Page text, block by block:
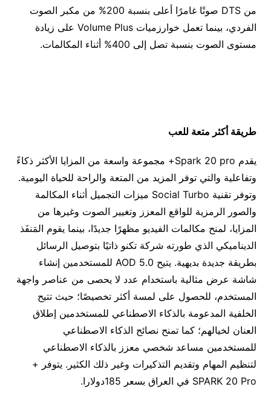
من DTS صوتًا غامرًا أعلى بنسبة 200% من مكبر الصوت
الفردي، بينما تعمل خوارزميات Volume Plus على زيادة
مستوى الصوت بنسبة تصل إلى 400% أثناء المكالمات.
طريقة أكثر متعة للعب
يقدم Spark 20 pro+ مجموعة واسعة من المزايا الأكثر ذكاءً
وتفاعلية والتي توفر المزيد من المتعة والراحة للحياة اليومية.
وتوفر تقنية Social Turbo ميزات التجميل أثناء المكالمة
والصور الرمزية للواقع المعزز وتغيير الصوت وغيرها من
المزايا، لمنح مكالمات الفيديو مظهرًا جديدًا، بينما يقوم المَنفَذ
الديناميكي الذي طورته شركة تكنو ذاتيًا بتوصيل الرسائل
بطريقة جديدة بديهية. يتيح AOD 5.0 للمستخدمين إنشاء
شاشة عرض مثالية باستخدام عدد لا يحصى من عناصر واجهة
المستخدم، للحصول على لمسة أكثر تخصيصًا؛ حيث تتيح
الخلفية المدعومة بالذكاء الاصطناعي للمستخدمين إطلاق
العنان لخيالهم؛ كما تمنح نصائح الذكاء الاصطناعي
للمستخدمين مساعد شخصي معزز بالذكاء الاصطناعي
لتنظيم المهام وتقديم التذكيرات وغير ذلك الكثير. يتوفر +
SPARK 20 Pro في العراق بسعر 185دولارا.